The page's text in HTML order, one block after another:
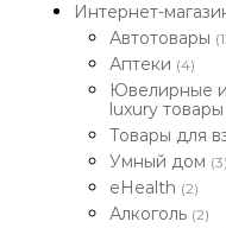
Интернет-
Автотовары
Аптеки (4)
Ювелирные
luxury товары
Товары для
Умный дом (3)
eHealth (2)
Алкоголь (2)